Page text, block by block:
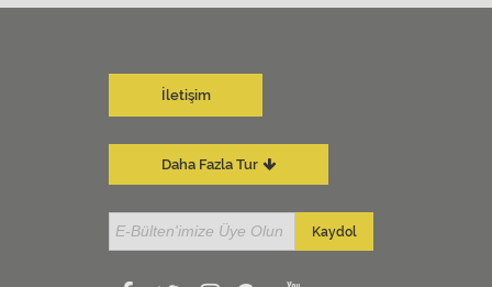
İletişim
Daha Fazla Tur
Kaydol